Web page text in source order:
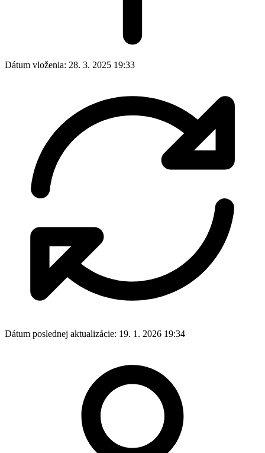
Dátum vloženia: 28. 3. 2025 19:33
Dátum poslednej aktualizácie: 19. 1. 2026 19:34